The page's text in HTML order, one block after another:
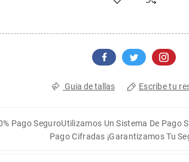
Guia de tallas Escribe tu
Pago SeguroUtilizamos Un Sistema De Pago
Pago Cifradas ¡Garantizamos Tu